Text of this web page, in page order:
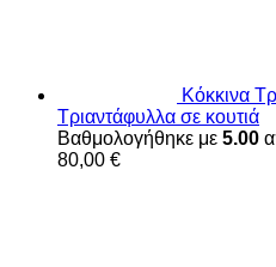
Κόκκινα
Τριαντάφυλλα σε κουτιά
Βαθμολογήθηκε με 5.00
80,00 €